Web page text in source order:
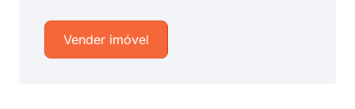
Vender imóvel